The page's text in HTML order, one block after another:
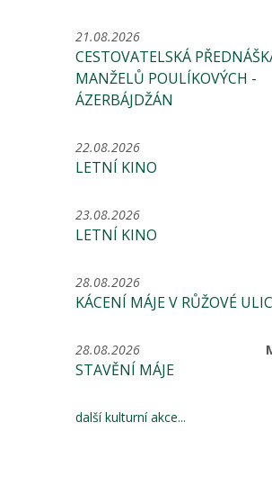
21.08.2026
CESTOVATELSKÁ
MANŽELŮ POULÍKOVÝCH -
ÁZERBÁJDŽÁN
22.08.2026
LETNÍ KINO
23.08.2026
LETNÍ KINO
28.08.2026
KÁCENÍ MÁJE V RŮŽOVÉ
28.08.2026
STAVĚNÍ MÁJE
další kulturní akce...